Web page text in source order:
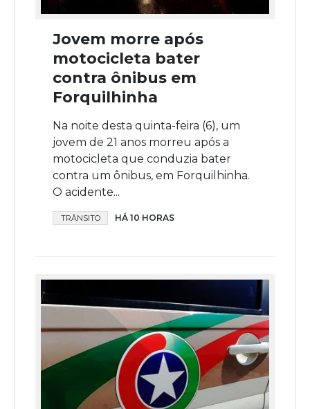
Jovem morre após
motocicleta bater
contra ônibus em
Forquilhinha
Na noite desta quinta-feira (6), um
jovem de 21 anos morreu após a
motocicleta que conduzia bater
contra um ônibus, em Forquilhinha.
O acidente...
TRÂNSITO HÁ 10 HORAS